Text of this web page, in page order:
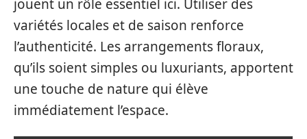
jouent un rôle essentiel ici. Utiliser des
variétés locales et de saison renforce
l’authenticité. Les arrangements floraux,
qu’ils soient simples ou luxuriants, apportent
une touche de nature qui élève
immédiatement l’espace.